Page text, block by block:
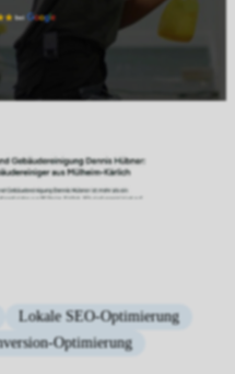
Lokale SEO-Optimierung
Optimierung